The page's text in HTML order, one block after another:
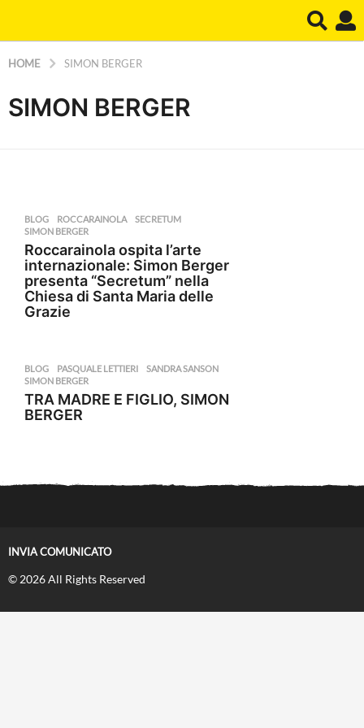
HOME SIMON BERGER
SIMON BERGER
BLOG ROCCARAINOLA ,SECRETUM
SIMON BERGER
Roccarainola ospita l’arte
internazionale: Simon Berger
presenta “Secretum” nella
Chiesa di Santa Maria delle
Grazie
BLOG PASQUALE LETTIERI ,SANDRA SANSON
SIMON BERGER
TRA MADRE E FIGLIO, SIMON
BERGER
INVIA COMUNICATO
© 2026 All Rights Reserved